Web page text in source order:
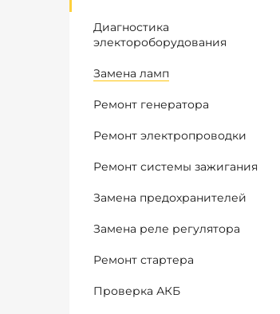
Диагностика
электороборудования
Замена ламп
Ремонт генератора
Ремонт электропроводки
Ремонт системы зажигания
Замена предохранителей
Замена реле регулятора
Ремонт стартера
Проверка АКБ